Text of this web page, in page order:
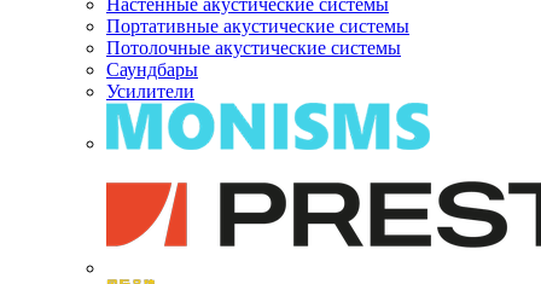
Настенные акустические системы
Портативные акустические системы
Потолочные акустические системы
Саундбары
Усилители